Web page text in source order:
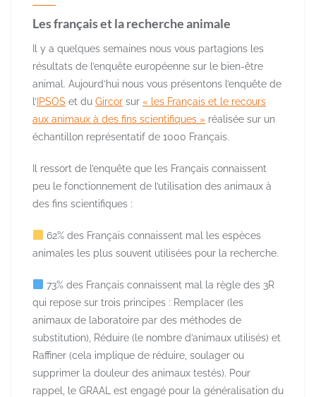
Les français et la recherche animale
Il y a quelques semaines nous vous partagions les
résultats de l’enquête européenne sur le bien-être
animal. Aujourd’hui nous vous présentons l’enquête de
l’ IPSOS et du Gircor sur « les Français et le recours
aux animaux à des fins scientifiques » réalisée sur un
échantillon représentatif de 1000 Français.
Il ressort de l’enquête que les Français connaissent
peu le fonctionnement de l’utilisation des animaux à
des fins scientifiques :
62% des Français connaissent mal les espèces
animales les plus souvent utilisées pour la recherche.
73% des Français connaissent mal la règle des 3R
qui repose sur trois principes : Remplacer (les
animaux de laboratoire par des méthodes de
substitution), Réduire (le nombre d’animaux utilisés) et
Raffiner (cela implique de réduire, soulager ou
supprimer la douleur des animaux testés). Pour
rappel, le GRAAL est engagé pour la généralisation du